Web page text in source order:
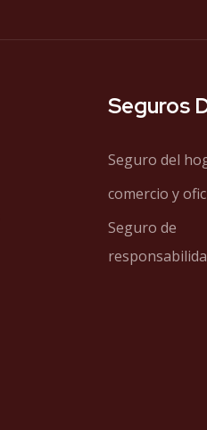
Seguros
Seguro del
comercio y
Seguro de